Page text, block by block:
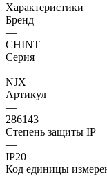
Характеристики
Бренд
—
CHINT
Серия
—
NJX
Артикул
—
286143
Степень защиты IP
—
IP20
Код единицы
—